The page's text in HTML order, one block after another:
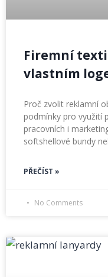
Firemní
vlastním
Proč zvolit reklamní
podmínky pro využití
pracovních i
softshellové bundy
PŘEČÍST »
No Comments